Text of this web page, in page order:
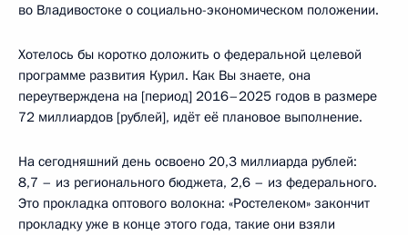
во Владивостоке о социально-экономическом положении.
Хотелось бы коротко доложить о федеральной целевой
программе развития Курил. Как Вы знаете, она
переутверждена на [период] 2016–2025 годов в размере
72 миллиардов [рублей], идёт её плановое выполнение.
На сегодняшний день освоено 20,3 миллиарда рублей:
8,7 – из регионального бюджета, 2,6 – из федерального.
Это прокладка оптового волокна: «Ростелеком» закончит
прокладку уже в конце этого года, такие они взяли